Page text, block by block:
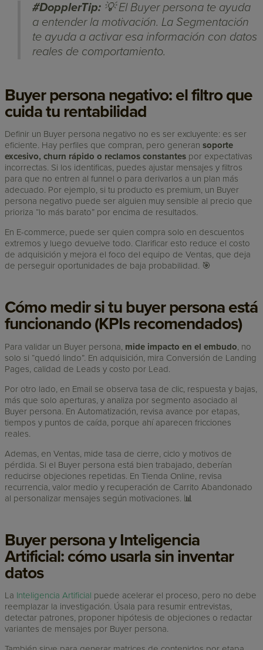
#DopplerTip: 💡 El Buyer persona te ayuda
a entender la motivación. La Segmentación
te ayuda a activar esa información con datos
reales de comportamiento.
Buyer persona negativo: el filtro que
cuida tu rentabilidad
Definir un Buyer persona negativo no es ser excluyente: es ser
eficiente. Hay perfiles que compran, pero generansoporte
excesivo, churn rápido o reclamos constantes por expectativas
incorrectas. Si los identificas, puedes ajustar mensajes y filtros
para que no entren al funnel o para derivarlos a un plan más
adecuado. Por ejemplo, si tu producto es premium, un Buyer
persona negativo puede ser alguien muy sensible al precio que
prioriza “lo más barato” por encima de resultados.
En E-commerce, puede ser quien compra solo en descuentos
extremos y luego devuelve todo. Clarificar esto reduce el costo
de adquisición y mejora el foco del equipo de Ventas, que deja
de perseguir oportunidades de baja probabilidad. 🎯
Cómo medir si tu buyer persona está
funcionando (KPIs recomendados)
Para validar un Buyer persona, mide impacto en el embudo, no
solo si “quedó lindo”. En adquisición, mira Conversión de Landing
Pages, calidad de Leads y costo por Lead.
Por otro lado, en Email se observa tasa de clic, respuesta y bajas,
más que solo aperturas, y analiza por segmento asociado al
Buyer persona. En Automatización, revisa avance por etapas,
tiempos y puntos de caída, porque ahí aparecen fricciones
reales.
Ademas, en Ventas, mide tasa de cierre, ciclo y motivos de
pérdida. Si el Buyer persona está bien trabajado, deberían
reducirse objeciones repetidas. En Tienda Online, revisa
recurrencia, valor medio y recuperación de Carrito Abandonado
al personalizar mensajes según motivaciones. 📊
Buyer persona y Inteligencia
Artificial: cómo usarla sin inventar
datos
La Inteligencia Artificial puede acelerar el proceso, pero no debe
reemplazar la investigación. Úsala para resumir entrevistas,
detectar patrones, proponer hipótesis de objeciones o redactar
variantes de mensajes por Buyer persona.